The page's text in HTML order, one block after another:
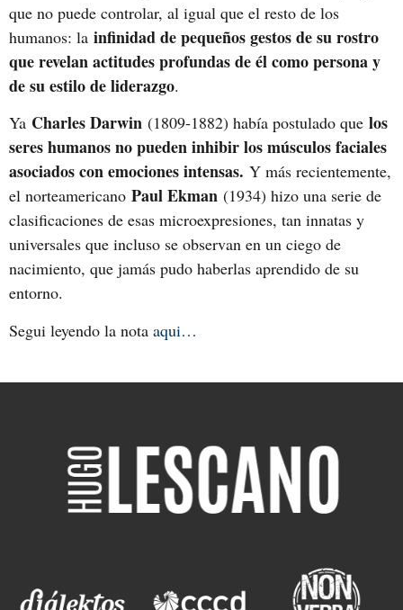
que no puede controlar, al igual que el resto de los
humanos: la infinidad de pequeños gestos de su rostro
que revelan actitudes profundas de él como persona y
de su estilo de liderazgo.
Ya Charles Darwin (1809-1882) había postulado que los
seres humanos no pueden inhibir los músculos faciales
asociados con emociones intensas. Y más recientemente,
el norteamericano Paul Ekman (1934) hizo una serie de
clasificaciones de esas microexpresiones, tan innatas y
universales que incluso se observan en un ciego de
nacimiento, que jamás pudo haberlas aprendido de su
entorno.
Segui leyendo la nota aqui…